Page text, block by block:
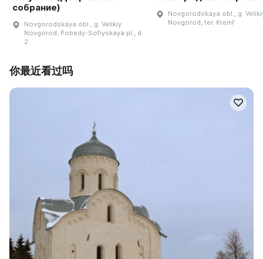
собрание)
Novgorodskaya obl., g. Velikiy
Novgorod, Pobedy-Sofiyskaya pl., d.
2
Novgorodskaya obl., g.
Novgorod, ter. Kremlʹ
你最近看过吗